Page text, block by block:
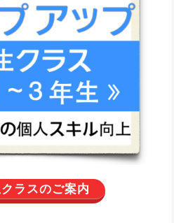
ラスのご案内